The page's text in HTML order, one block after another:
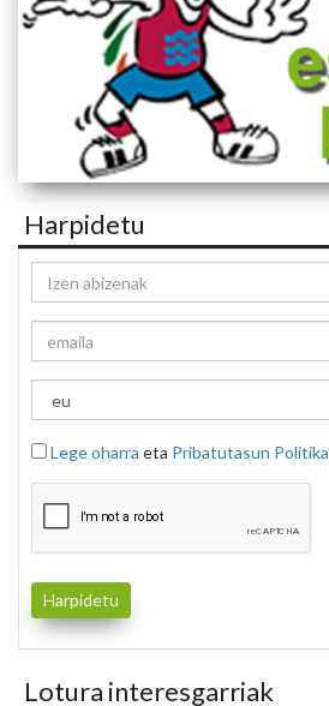
Harpidetu
Lege oharra eta Pribatutasun Politika
Lotura interesgarriak